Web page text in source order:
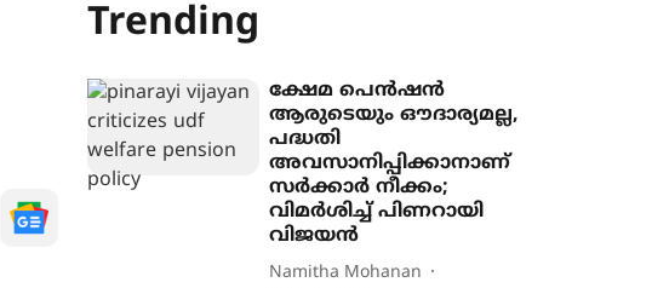
Trending
ക്ഷേമ പെൻഷൻ
ആരുടെയും ഔദാര്യമല്ല,
പദ്ധതി
അവസാനിപ്പിക്കാനാണ്
സർക്കാർ നീക്കം;
വിമർശിച്ച് പിണറായി
വിജയൻ
Namitha Mohanan